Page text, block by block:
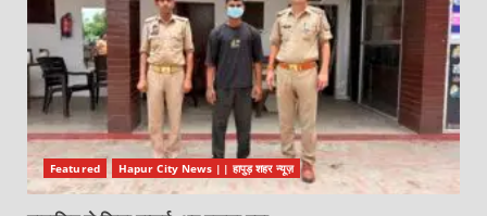
Featured Hapur City News || हापुड़ शहर न्यूज़